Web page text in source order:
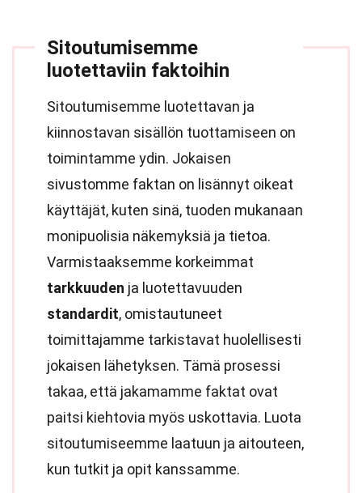
Sitoutumisemme
luotettaviin faktoihin
Sitoutumisemme luotettavan ja
kiinnostavan sisällön tuottamiseen on
toimintamme ydin. Jokaisen
sivustomme faktan on lisännyt oikeat
käyttäjät, kuten sinä, tuoden mukanaan
monipuolisia näkemyksiä ja tietoa.
Varmistaaksemme korkeimmat
tarkkuuden ja luotettavuuden
standardit, omistautuneet
toimittajamme tarkistavat huolellisesti
jokaisen lähetyksen. Tämä prosessi
takaa, että jakamamme faktat ovat
paitsi kiehtovia myös uskottavia. Luota
sitoutumiseemme laatuun ja aitouteen,
kun tutkit ja opit kanssamme.